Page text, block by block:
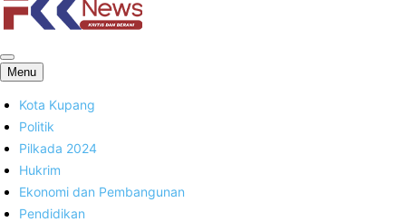
FKK News
Menu
Kota Kupang
Politik
Pilkada 2024
Hukrim
Ekonomi dan Pembangunan
Pendidikan